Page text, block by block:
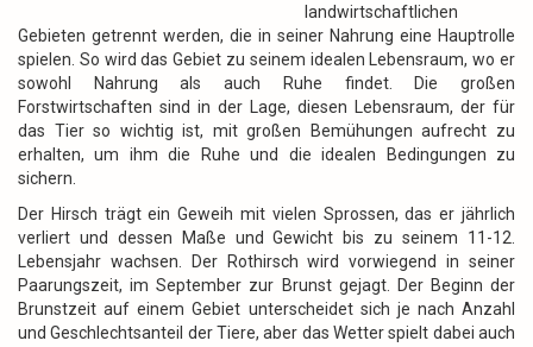
landwirtschaftlichen
Gebieten getrennt werden, die in seiner Nahrung eine Hauptrolle
spielen. So wird das Gebiet zu seinem idealen Lebensraum, wo er
sowohl Nahrung als auch Ruhe findet. Die großen
Forstwirtschaften sind in der Lage, diesen Lebensraum, der für
das Tier so wichtig ist, mit großen Bemühungen aufrecht zu
erhalten, um ihm die Ruhe und die idealen Bedingungen zu
sichern.
Der Hirsch trägt ein Geweih mit vielen Sprossen, das er jährlich
verliert und dessen Maße und Gewicht bis zu seinem 11-12.
Lebensjahr wachsen. Der Rothirsch wird vorwiegend in seiner
Paarungszeit, im September zur Brunst gejagt. Der Beginn der
Brunstzeit auf einem Gebiet unterscheidet sich je nach Anzahl
und Geschlechtsanteil der Tiere, aber das Wetter spielt dabei auch